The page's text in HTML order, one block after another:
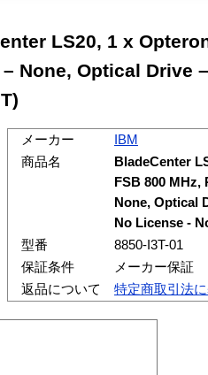
LS20, 1 x
None, Optical Drive
メーカー
IBM
商品名
BladeCenter
FSB 800
None, Optical
No License -
型番
8850-I3T-01
保証条件
メーカー保証
返品について
特定商取引法